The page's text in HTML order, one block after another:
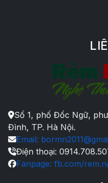
Số 1, phố Đốc Ngữ,
Đình, TP. Hà Nội.
Email:
Điện thoại:
Fanpage: fb.com/